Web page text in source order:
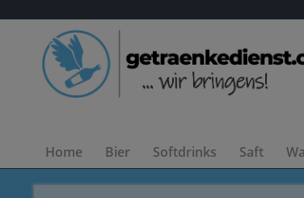
Home Bier Softdrinks Saft